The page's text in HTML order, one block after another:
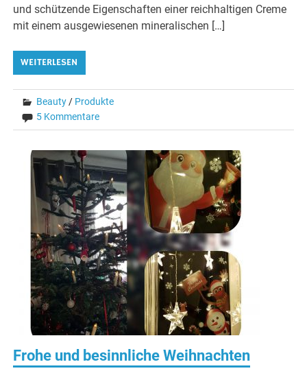
und schützende Eigenschaften einer reichhaltigen Creme
mit einem ausgewiesenen mineralischen […]
WEITERLESEN
Beauty / Produkte
5 Kommentare
Frohe und besinnliche Weihnachten